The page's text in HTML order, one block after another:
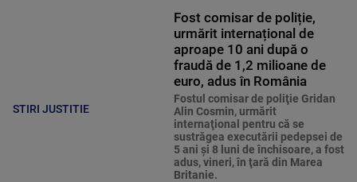
STIRI JUSTITIE
Fost comisar de poliție,
urmărit internațional de
aproape 10 ani după o
fraudă de 1,2 milioane de
euro, adus în România
Fostul comisar de poliţie Gridan
Alin Cosmin, urmărit
internaţional pentru că se
sustrăgea executării pedepsei de
5 ani şi 8 luni de închisoare, a fost
adus, vineri, în ţară din Marea
Britanie.